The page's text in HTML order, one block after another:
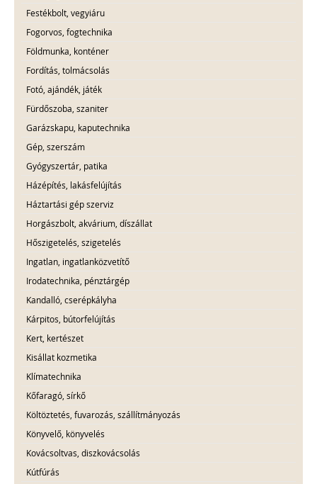
Festékbolt, vegyiáru
Fogorvos, fogtechnika
Földmunka, konténer
Fordítás, tolmácsolás
Fotó, ajándék, játék
Fürdőszoba, szaniter
Garázskapu, kaputechnika
Gép, szerszám
Gyógyszertár, patika
Házépítés, lakásfelújítás
Háztartási gép szerviz
Horgászbolt, akvárium, díszállat
Hőszigetelés, szigetelés
Ingatlan, ingatlanközvetítő
Irodatechnika, pénztárgép
Kandalló, cserépkályha
Kárpitos, bútorfelújítás
Kert, kertészet
Kisállat kozmetika
Klímatechnika
Kőfaragó, sírkő
Költöztetés, fuvarozás, szállítmányozás
Könyvelő, könyvelés
Kovácsoltvas, diszkovácsolás
Kútfúrás